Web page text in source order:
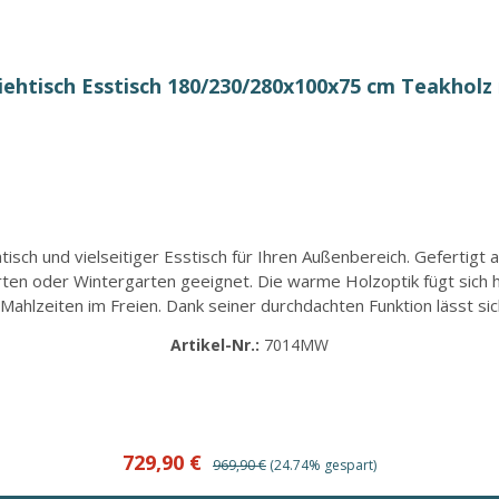
Esstisch 180/230/280x100x75 cm
und vielseitiger Esstisch für Ihren Außenbereich.
oder Wintergarten geeignet. Die warme Holzoptik fügt sich
im Freien. Dank seiner durchdachten Funktion lässt
So entsteht bequem Platz für sechs bis zehn Personen,
zwei Stufen - von ca. 180 cm auf 230 cm und bis zu 280 cm
und witterungsbeständiges Material Ideal für
Artikel-Nr.: 7014MW
Verkaufspreis:
729,90 € Regulärer Preis:
969,90 € (24.74% gespart)